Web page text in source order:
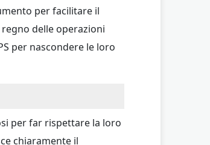
per facilitare il
delle operazioni
per nascondere le loro
per far rispettare la loro
chiaramente il